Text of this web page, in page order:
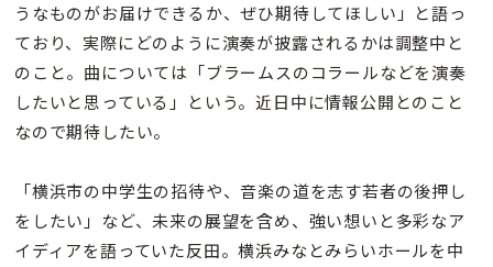
うなものがお届けできるか、ぜひ期待してほしい」と語っ
ており、実際にどのように演奏が披露されるかは調整中と
のこと。曲については「ブラームスのコラールなどを演奏
したいと思っている」という。近日中に情報公開とのこと
なので期待したい。
「横浜市の中学生の招待や、音楽の道を志す若者の後押し
をしたい」など、未来の展望を含め、強い想いと多彩なア
イディアを語っていた反田。横浜みなとみらいホールを中